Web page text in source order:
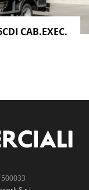
CAB.EXEC.